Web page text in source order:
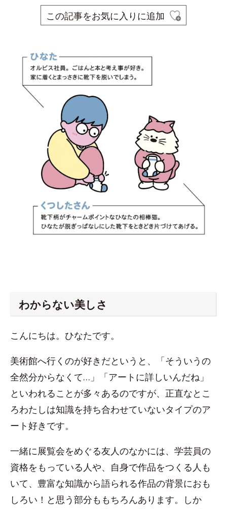
この記事をお気に入りに追加
わからない美しさ
こんにちは。ひなたです。
美術館へ行くのが好きだというと、「そういうの
全然分からなくて…」「アートに詳しいんだね」
といわれることが多々あるのですが、正直なとこ
ろわたしは知識を持ち合わせていないタイプのア
ート好きです。
一緒に展覧会をめぐる友人のなかには、学芸員の
資格をもっている人や、自身で作品をつくる人も
いて、豊富な知識から語られる作品の背景におも
しろい！と思う部分ももちろんあります。しか